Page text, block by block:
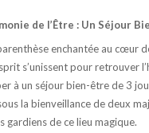
l’âme
de l’Être : Un Séjour
enchantée au cœur
s’unissent pour retrouver
à un séjour bien-être de 3
la bienveillance de deux
gardiens de ce lieu magique.